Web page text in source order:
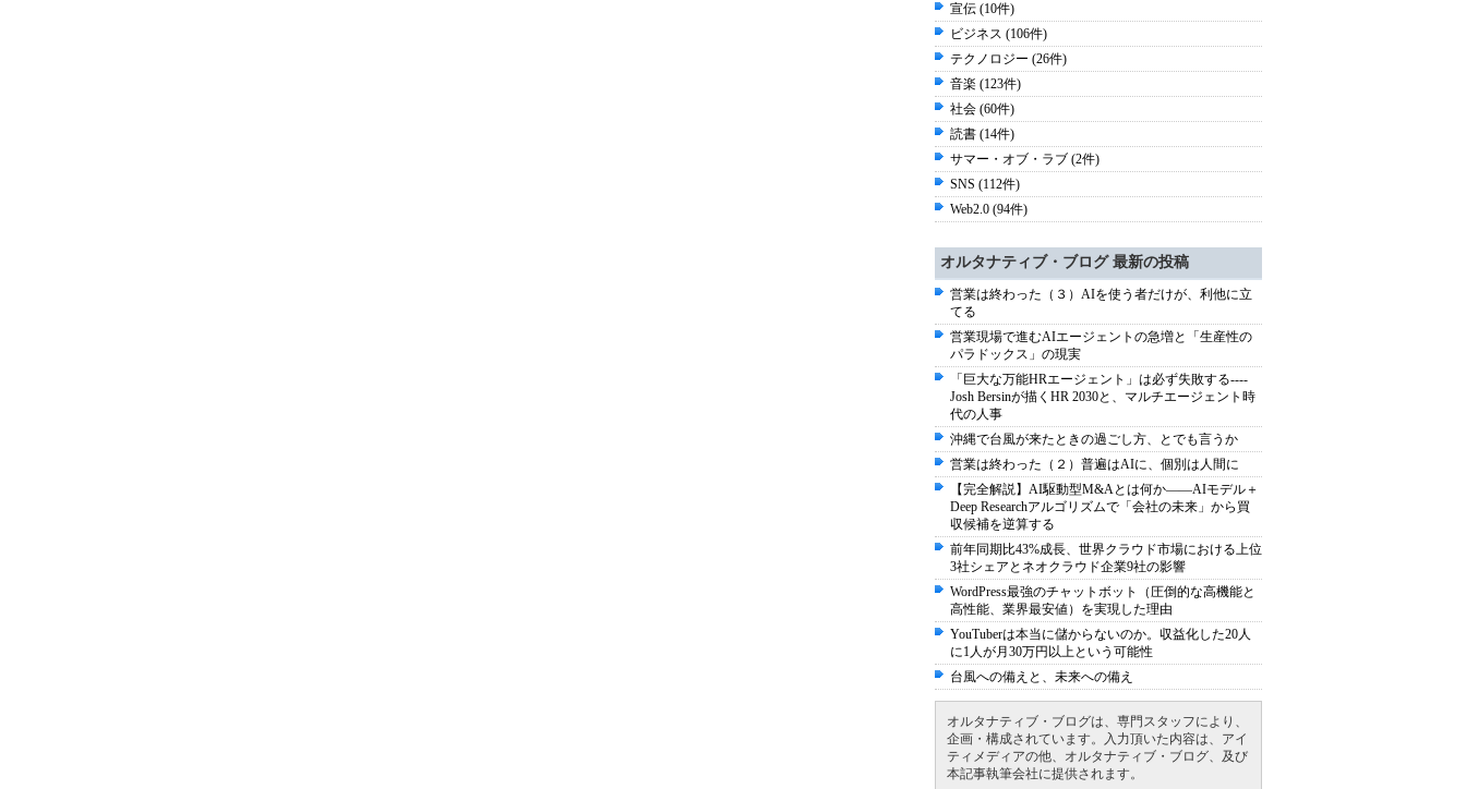
宣伝 (10件)
ビジネス (106件)
テクノロジー (26件)
音楽 (123件)
社会 (60件)
読書 (14件)
サマー・オブ・ラブ (2件)
SNS (112件)
Web2.0 (94件)
オルタナティブ・ブログ 最新の投稿
営業は終わった（３）AIを使う者だけが、利他に立
てる
営業現場で進むAIエージェントの急増と「生産性の
パラドックス」の現実
「巨大な万能HRエージェント」は必ず失敗する----
Josh Bersinが描くHR 2030と、マルチエージェント時
代の人事
沖縄で台風が来たときの過ごし方、とでも言うか
営業は終わった（２）普遍はAIに、個別は人間に
【完全解説】AI駆動型M&Aとは何か――AIモデル＋
Deep Researchアルゴリズムで「会社の未来」から買
収候補を逆算する
前年同期比43%成長、世界クラウド市場における上位
3社シェアとネオクラウド企業9社の影響
WordPress最強のチャットボット（圧倒的な高機能と
高性能、業界最安値）を実現した理由
YouTuberは本当に儲からないのか。収益化した20人
に1人が月30万円以上という可能性
台風への備えと、未来への備え
オルタナティブ・ブログは、専門スタッフにより、
企画・構成されています。入力頂いた内容は、アイ
ティメディアの他、オルタナティブ・ブログ、及び
本記事執筆会社に提供されます。